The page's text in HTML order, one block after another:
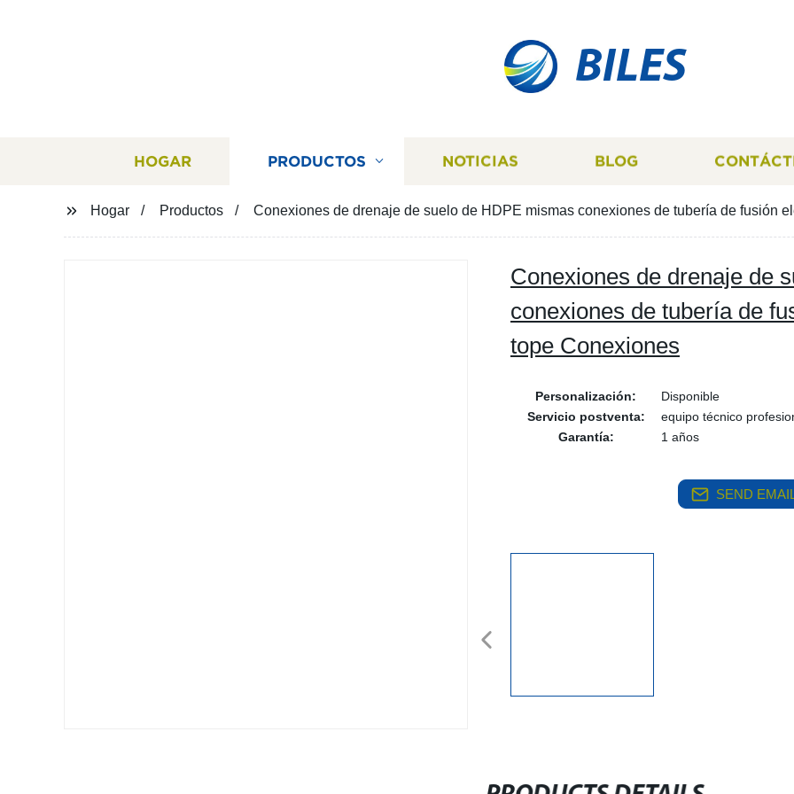
BILES
HOGAR PRODUCTOS NOTICIAS BLOG
Hogar Productos Conexiones de drenaje de suelo de HDPE mismas conexiones de tubería de fusión
Conexiones de drenaje de
conexiones de tubería de
tope Conexiones
Personalización:
Disponible
Servicio postventa:
equipo técnico
Garantía:
1 años
SEND